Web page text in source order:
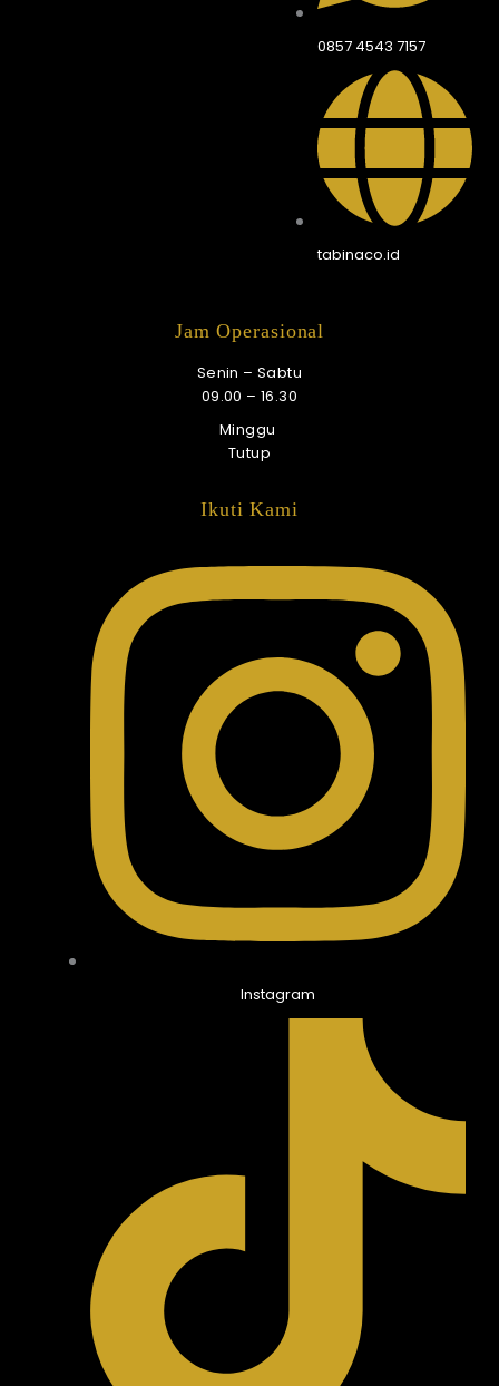
0857 4543 7157
tabinaco.id
Jam Operasional
Senin – Sabtu
09.00 – 16.30
Minggu
Tutup
Ikuti Kami
Instagram